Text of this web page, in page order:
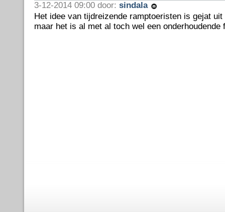
3-12-2014 09:00 door: sindala
Het idee van tijdreizende ramptoeristen is gejat uit
maar het is al met al toch wel een onderhoudende